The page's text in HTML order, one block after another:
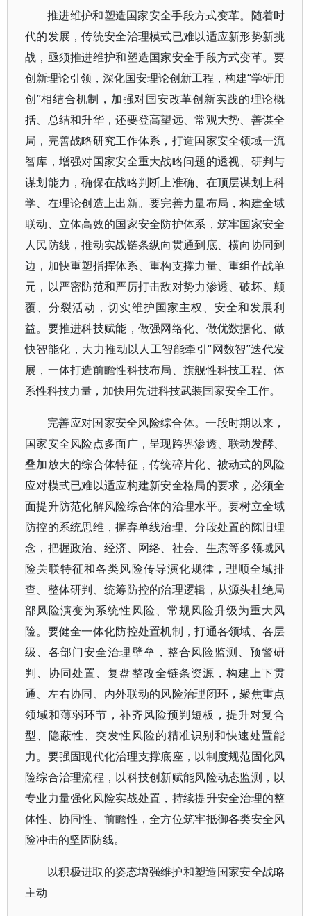
推进维护和塑造国家安全手段方式变革。随着时
代的发展，传统安全治理模式已难以适应新形势新挑
战，亟须推进维护和塑造国家安全手段方式变革。要
创新理论引领，深化国安理论创新工程，构建“学研用
创”相结合机制，加强对国安改革创新实践的理论概
括、总结和升华，还要登高望远、常观大势、善谋全
局，完善战略研究工作体系，打造国家安全领域一流
智库，增强对国家安全重大战略问题的透视、研判与
谋划能力，确保在战略判断上准确、在顶层谋划上科
学、在理论创造上出新。要完善力量布局，构建全域
联动、立体高效的国家安全防护体系，筑牢国家安全
人民防线，推动实战链条纵向贯通到底、横向协同到
边，加快重塑指挥体系、重构支撑力量、重组作战单
元，以严密防范和严厉打击敌对势力渗透、破坏、颠
覆、分裂活动，切实维护国家主权、安全和发展利
益。要推进科技赋能，做强网络化、做优数据化、做
快智能化，大力推动以人工智能牵引“网数智”迭代发
展，一体打造前瞻性科技布局、旗舰性科技工程、体
系性科技力量，加快用先进科技武装国家安全工作。
完善应对国家安全风险综合体。一段时期以来，
国家安全风险点多面广，呈现跨界渗透、联动发酵、
叠加放大的综合体特征，传统碎片化、被动式的风险
应对模式已难以适应构建新安全格局的要求，必须全
面提升防范化解风险综合体的治理水平。要树立全域
防控的系统思维，摒弃单线治理、分段处置的陈旧理
念，把握政治、经济、网络、社会、生态等多领域风
险关联特征和各类风险传导演化规律，理顺全域排
查、整体研判、统筹防控的治理逻辑，从源头杜绝局
部风险演变为系统性风险、常规风险升级为重大风
险。要健全一体化防控处置机制，打通各领域、各层
级、各部门安全治理壁垒，整合风险监测、预警研
判、协同处置、复盘整改全链条资源，构建上下贯
通、左右协同、内外联动的风险治理闭环，聚焦重点
领域和薄弱环节，补齐风险预判短板，提升对复合
型、隐蔽性、突发性风险的精准识别和快速处置能
力。要强固现代化治理支撑底座，以制度规范固化风
险综合治理流程，以科技创新赋能风险动态监测，以
专业力量强化风险实战处置，持续提升安全治理的整
体性、协同性、前瞻性，全方位筑牢抵御各类安全风
险冲击的坚固防线。
以积极进取的姿态增强维护和塑造国家安全战略
主动